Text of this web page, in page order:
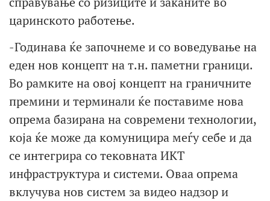
царинското работење.
-Годинава ќе започнеме и со воведување на
еден нов концепт на т.н. паметни граници.
Во рамките на овој концепт на граничните
премини и терминали ќе поставиме нова
опрема базирана на современи технологии,
која ќе може да комуницира меѓу себе и да
се интегрира со тековната ИКТ
инфраструктура и системи. Оваа опрема
вклучува нов систем за видео надзор и